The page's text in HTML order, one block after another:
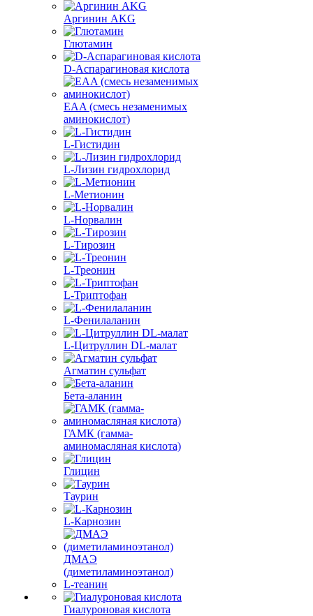
Аргинин AKG
Глютамин
D-Аспарагиновая кислота
EAA (смесь незаменимых
аминокислот)
L-Гистидин
L-Лизин гидрохлорид
L-Метионин
L-Норвалин
L-Тирозин
L-Треонин
L-Триптофан
L-Фенилаланин
L-Цитруллин DL-малат
Агматин cульфат
Бета-аланин
ГАМК (гамма-
аминомасляная кислота)
Глицин
Таурин
L-Карнозин
ДМАЭ
(диметиламиноэтанол)
L-теанин
Гиалуроновая кислота